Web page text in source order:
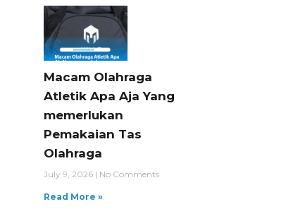
Macam Olahraga
Atletik Apa Aja Yang
memerlukan
Pemakaian Tas
Olahraga
July 9, 2026 No Comments
Read More »